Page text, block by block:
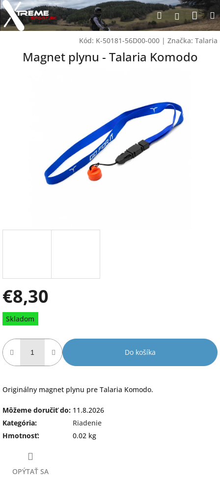
Prejsť
na
obsah
Hľadať
Kód: K-50181-56D00-000 | Značka: Talaria
Magnet plynu - Talaria Komodo
€8,30
Jednotková
cena:
Skladom
Do košíka
Originálny magnet plynu pre Talaria Komodo.
Môžeme doručiť do: 11.8.2026
Kategória:
Riadenie
Hmotnosť: 0.02 kg
OPÝTAŤ SA